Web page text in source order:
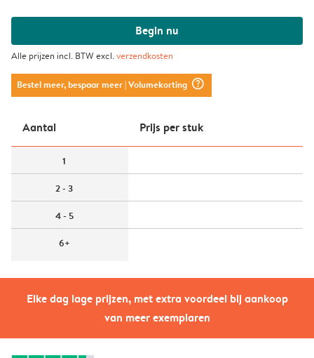
Elke dag lage prijzen, met extra voordeel bij aankoop
van meer exemplaren
Begin nu
Alle prijzen incl. BTW excl.verzendkosten
Bestel meer, bespaar meer| Volumekorting question_mark_circle
Aantal Prijs per stuk
1
2 - 3
4 - 5
6+